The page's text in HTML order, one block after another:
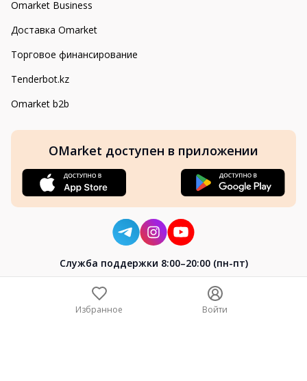
Omarket Business
Доставка Omarket
Торговое финансирование
Tenderbot.kz
Omarket b2b
OMarket доступен в приложении
Cлужба поддержки 8:00–20:00 (пн-пт)
Избранное Войти